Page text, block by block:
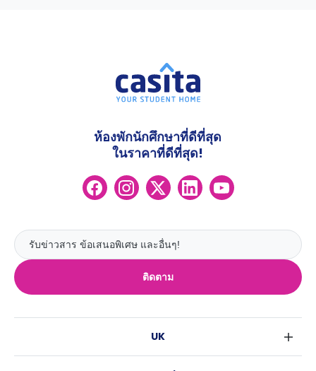
ติดตาม
ห้องพักนักศึกษาที่ดีที่สุด
ในราคาที่ดีที่สุด!
UK